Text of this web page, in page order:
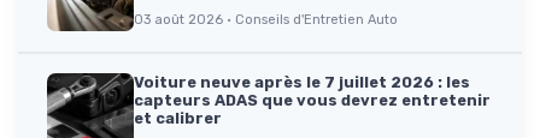
03 août 2026 · Conseils d'Entretien Auto
Voiture neuve après le 7 juillet 2026 : les
capteurs ADAS que vous devrez entretenir
et calibrer